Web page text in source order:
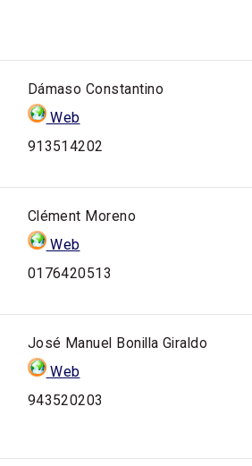
Dámaso Constantino
Web
913514202
Clément Moreno
Web
0176420513
José Manuel Bonilla Giraldo
Web
943520203